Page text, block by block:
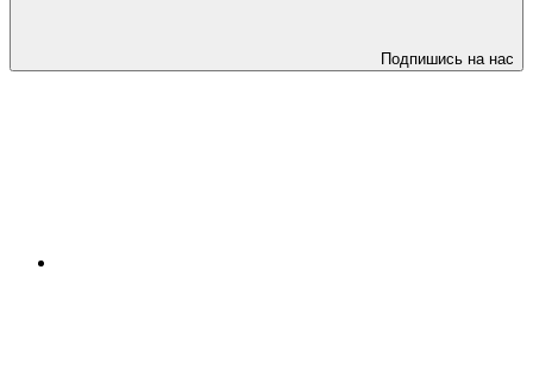
Подпишись на нас